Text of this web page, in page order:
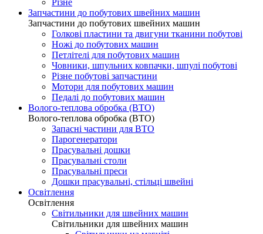
Різне
Запчастини до побутових швейних машин
Запчастини до побутових швейних машин
Голкові пластини та двигуни тканини побутові
Ножі до побутових машин
Петлітелі для побутових машин
Човники, шпульних ковпачки, шпулі побутові
Різне побутові запчастини
Мотори для побутових машин
Педалі до побутових машин
Волого-теплова обробка (ВТО)
Волого-теплова обробка (ВТО)
Запасні частини для ВТО
Парогенератори
Прасувальні дошки
Прасувальні столи
Прасувальні преси
Дошки прасувальні, стільці швейні
Освітлення
Освітлення
Світильники для швейних машин
Світильники для швейних машин